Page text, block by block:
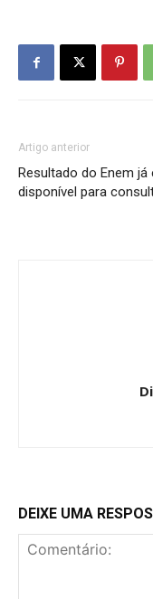
Artigo anterior
Resultado do Enem já
disponível para
DEIXE UMA